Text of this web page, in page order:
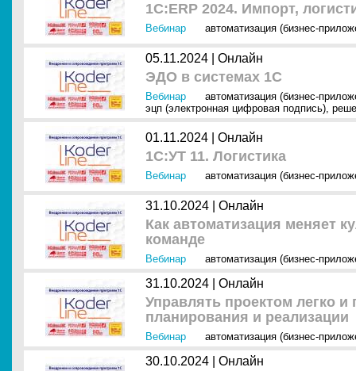
1С:ERP 2024. Импорт,
Вебинар автоматизация (бизнес-
05.11.2024 | Онлайн
ЭДО в системах 1С
Вебинар
автоматизация (бизнес-
эцп (электронная цифровая подпись),
01.11.2024 | Онлайн
1С:УТ 11. Логистика
Вебинар автоматизация (бизнес-
31.10.2024 | Онлайн
Как автоматизация меняет
команде
Вебинар автоматизация (бизнес-
31.10.2024 | Онлайн
Управлять проектом легко
планирования и реализации
Вебинар автоматизация (бизнес-
30.10.2024 | Онлайн